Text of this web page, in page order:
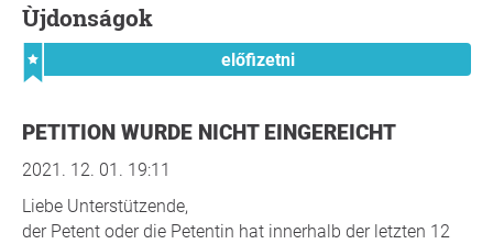
Ùjdonságok
előfizetni
PETITION WURDE NICHT EINGEREICHT
2021. 12. 01. 19:11
Liebe Unterstützende,
der Petent oder die Petentin hat innerhalb der letzten 12